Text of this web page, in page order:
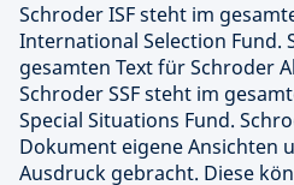
Schroder ISF steht im
International Selection Fund.
gesamten Text für Schroder
Schroder SSF steht im
Special Situations Fund.
Dokument eigene Ansichten
Ausdruck gebracht. Diese